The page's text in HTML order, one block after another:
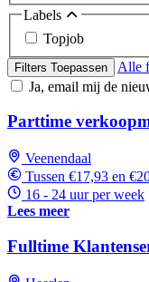
Labels
Topjob
Filters Toepassen
Alle
Ja, email mij de
Parttime
Veenendaal
Tussen €17,93 en
16 - 24 uur per week
Lees meer
Fulltime